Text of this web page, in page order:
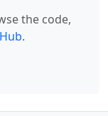
the code,
.